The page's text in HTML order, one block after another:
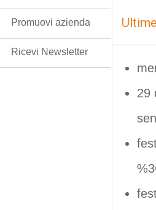
29
Promuovi azienda
Ricevi Newsletter